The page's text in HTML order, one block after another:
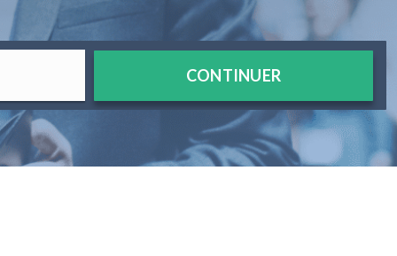
CONTINUER